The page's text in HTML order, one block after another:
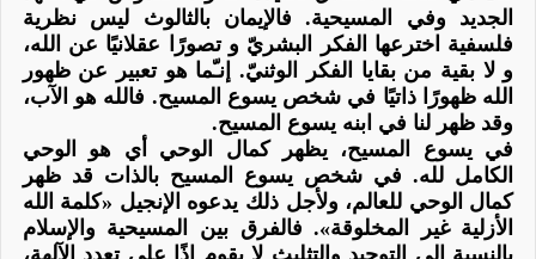
الجديد وفي المسيحية. فالإيمان بالثالوث ليس نظرية
فلسفية اخترعها الفكر البشريّ و تصورًا عقلانيًا عن الله،
و لا بقية من بقايا الفكر الوثنيّ. إنـّما هو تعبير عن ظهور
الله ظهورًا ذاتيًا في شخص يسوع المسيح. فالله هو الآب،
وقد ظهر لنا في ابنه يسوع المسيح.
في يسوع المسيح، يظهر كمال الوحي أي هو الوحي
الكامل لله. في شخص يسوع المسيح بالذات قد ظهر
كمال الوحي للعالم، ولأجل ذلك يدعوه الإنجيل «كلمة الله
الأزلية غير المخلوقة». فالفرق بين المسيحية والإسلام
بالنسبة إلى التوحيد والتثليث لا يقوم إذًا على تعدد الآلهة،